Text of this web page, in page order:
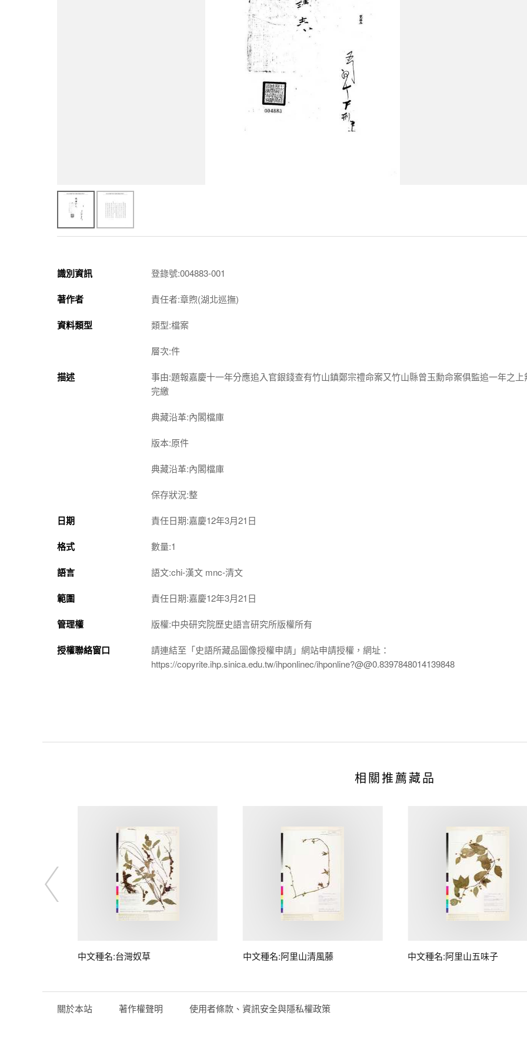
識別資訊 登錄號:004883-001
著作者 責任者:章煦(湖北巡撫)
資料類型 類型:檔案
層次:件
描述
事由:題報嘉慶十一年分應追入官銀錢查有竹山鎮鄭宗禮命案又竹山縣曾玉勳命案俱監追一年之上
完繳
典藏沿革:內閣檔庫
版本:原件
典藏沿革:內閣檔庫
保存狀況:整
日期 責任日期:嘉慶12年3月21日
格式 數量:1
語言 語文:chi-漢文 mnc-清文
範圍 責任日期:嘉慶12年3月21日
管理權 版權:中央研究院歷史語言研究所版權所有
授權聯絡窗口
請連結至「史語所藏品圖像授權申請」網站申請授權，網址：
https://copyrite.ihp.sinica.edu.tw/ihponlinec/ihponline?@@0.8397848014139848
相關推薦藏品
中文種名:台灣奴草 中文種名:阿里山清風藤 中文種名:阿里山五味子
關於本站 著作權聲明 使用者條款、資訊安全與隱私權政策